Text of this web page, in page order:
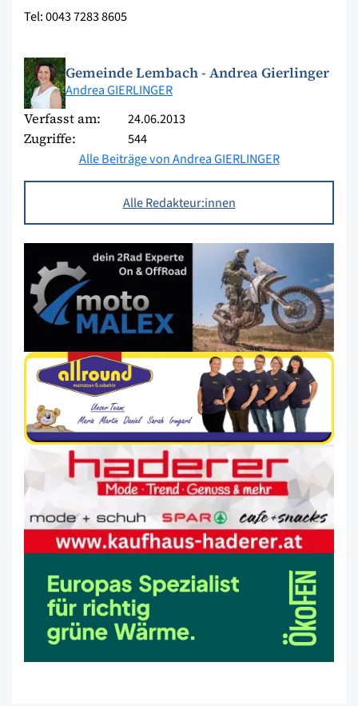
Tel: 0043 7283 8605
Gemeinde Lembach - Andrea Gierlinger
Andrea GIERLINGER
Verfasst am: 24.06.2013
Zugriffe:
544
Alle Beiträge von Andrea GIERLINGER
Alle Redakteur:innen